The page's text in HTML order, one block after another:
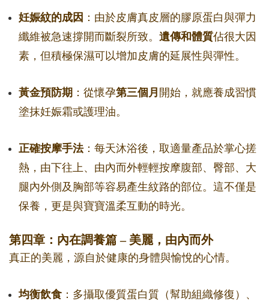
妊娠紋的成因 ：由於皮膚真皮層的膠原蛋白與彈力
纖維被急速撐開而斷裂所致。 遺傳和體質佔很大因
素，但積極保濕可以增加皮膚的延展性與彈性。
黃金預防期 ：從懷孕第三個月 開始，就應養成習慣
塗抹妊娠霜或護理油。
正確按摩手法：每天沐浴後，取適量產品於掌心搓
熱，由下往上、由內而外輕輕按摩腹部、臀部、大
腿內外側及胸部等容易產生紋路的部位。這不僅是
保養，更是與寶寶溫柔互動的時光。
第四章：內在調養篇 – 美麗，由內而外
真正的美麗，源自於健康的身體與愉悅的心情。
均衡飲食 ：多攝取優質蛋白質（幫助組織修復）、